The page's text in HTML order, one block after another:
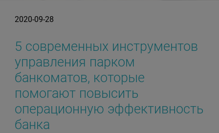
2020-09-28
5 современных инструментов
управления парком
банкоматов, которые
помогают повысить
операционную эффективность
банка